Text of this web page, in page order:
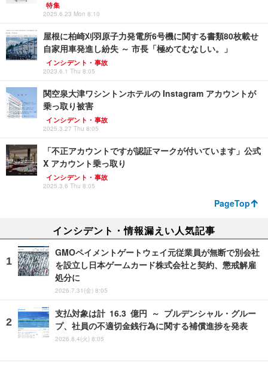
特集
2025.6.23 Mon 8:10
屋根に柏崎刈羽原子力発電所6号機に関する書類80枚載せ
自家用車発進し紛失 ～ 市長「極めてむなしい。」
インシデント・事故
2023.6.1 Thu 8:05
関空泉大津ワシントンホテルの Instagram アカウントが
乗っ取り被害
インシデント・事故
2025.3.27 Thu 8:05
「不正アカウントですが認証マークが付いています」公式
X アカウント乗っ取り
インシデント・事故
2025.3.6 Thu 8:05
PageTop
インシデント・情報漏えい人気記事
GMOペイメントゲートウェイ元従業員が無断で別会社
を設立し日本ゲームカード株式会社と契約、懲戒解雇
処分に
2026.7.31(金) 8:05
支払対象は計 16.3 億円 ～ プルデンシャル・グルー
プ、社員の不適切金銭行為に関する補償進捗を発表
2026.8.4(火) 8:05